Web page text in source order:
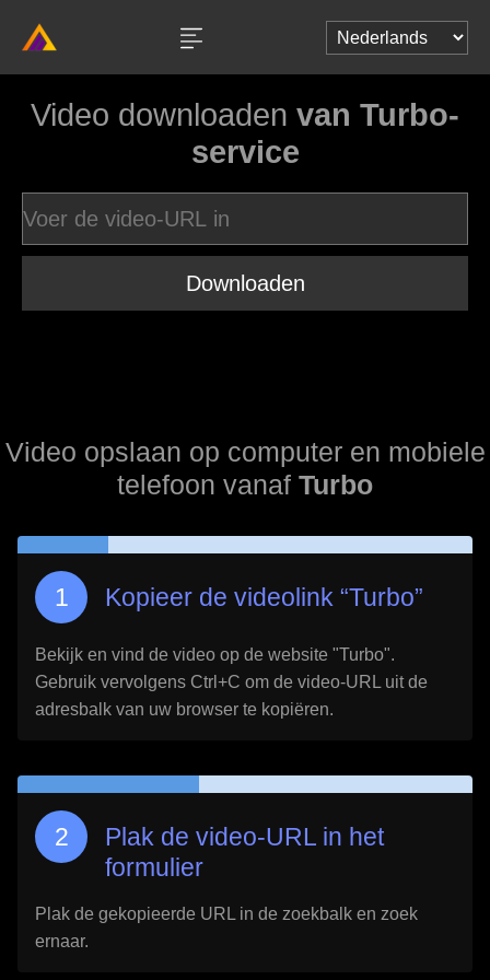
Video downloaden van Turbo-
service
Downloaden
Video opslaan op computer en mobiele
telefoon vanaf Turbo
Kopieer de videolink “Turbo”
Bekijk en vind de video op de website "Turbo".
Gebruik vervolgens Ctrl+C om de video-URL uit de
adresbalk van uw browser te kopiëren.
Plak de video-URL in het
formulier
Plak de gekopieerde URL in de zoekbalk en zoek
ernaar.